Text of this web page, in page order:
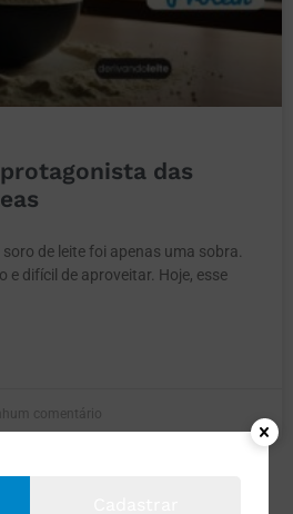
das
de leite foi apenas uma sobra.
e difícil de aproveitar. Hoje, esse
comentário